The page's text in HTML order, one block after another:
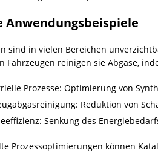
Anwendungsbeispiele
sind in vielen Bereichen
Fahrzeugen reinigen sie Abgase,
Prozesse: Optimierung von
Reduktion von
Senkung des
Prozessoptimierungen können